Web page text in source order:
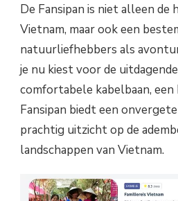
De Fansipan is niet alleen de
Vietnam, maar ook een
natuurliefhebbers als
je nu kiest voor de
comfortabele kabelbaan, een
Fansipan biedt een
prachtig uitzicht op de
landschappen van Vietnam.